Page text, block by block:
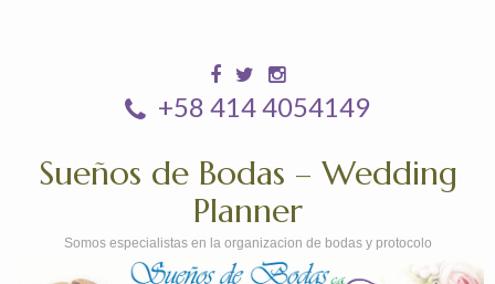
+58 414 4054149
Sueños de Bodas – Wedding
Planner
Somos especialistas en la organizacion de bodas y protocolo